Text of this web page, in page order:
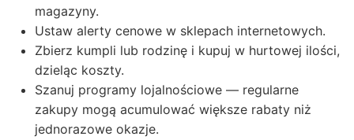
magazyny.
Ustaw alerty cenowe w sklepach internetowych.
Zbierz kumpli lub rodzinę i kupuj w hurtowej ilości,
dzieląc koszty.
Szanuj programy lojalnościowe — regularne
zakupy mogą acumulować większe rabaty niż
jednorazowe okazje.